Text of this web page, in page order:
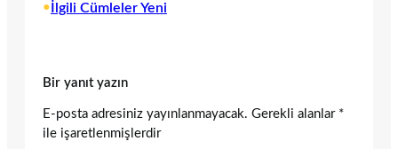
• İlgili Cümleler Yeni
Bir yanıt yazın
E-posta adresiniz yayınlanmayacak. Gerekli alanlar *
ile işaretlenmişlerdir